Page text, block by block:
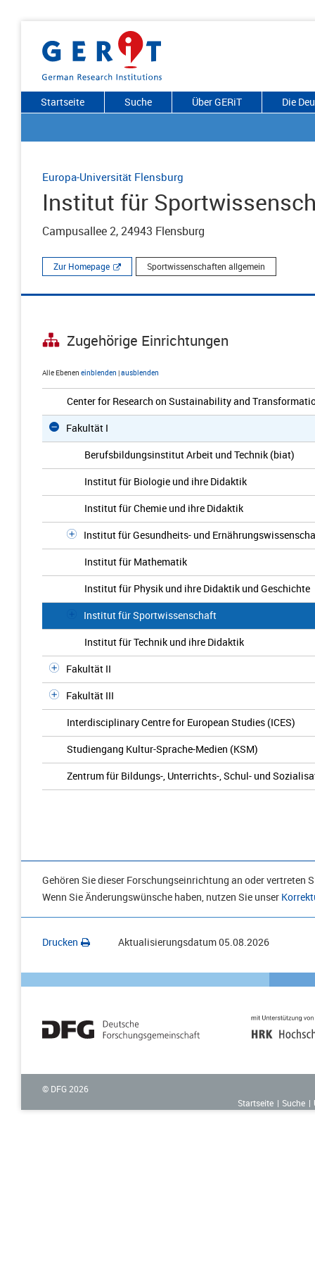
Startseite Suche Über GERiT Die
Europa-Universität Flensburg
Institut für
Campusallee 2, 24943 Flensburg
Zur Homepage Sportwissenschaften allgemein
Zugehörige Einrichtungen
Alle Ebenen einblenden |ausblenden
Center for Research on Sustainability and
Fakultät I
Berufsbildungsinstitut Arbeit und Technik (biat)
Institut für Biologie und ihre Didaktik
Institut für Chemie und ihre Didaktik
Institut für Gesundheits- und
Institut für Mathematik
Institut für Physik und ihre Didaktik und Geschichte
Institut für Sportwissenschaft
Institut für Technik und ihre Didaktik
Fakultät II
Fakultät III
Interdisciplinary Centre for European Studies (ICES)
Studiengang Kultur-Sprache-Medien (KSM)
Zentrum für Bildungs-, Unterrichts-, Schul- und
Gehören Sie dieser Forschungseinrichtung an oder vertreten
Wenn Sie Änderungswünsche haben, nutzen Sie unser
Drucken Aktualisierungsdatum05.08.2026
© DFG 2026
Startseite
Suche